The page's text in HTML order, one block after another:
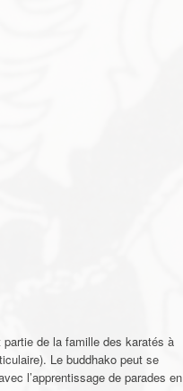
partie de la famille des karatés à
Le buddhako peut se
l’apprentissage de parades en